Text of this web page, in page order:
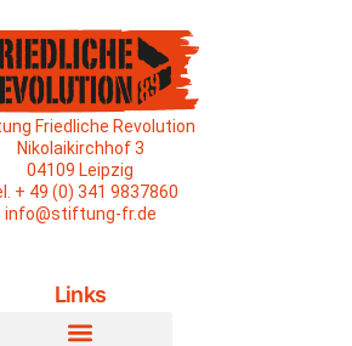
Friedliche Revolution
Nikolaikirchhof 3
04109 Leipzig
+ 49 (0) 341 9837860
info@stiftung-fr.de
Links